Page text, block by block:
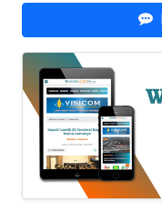
SERAMBI
WN
JAMBI
WN
SULTRA